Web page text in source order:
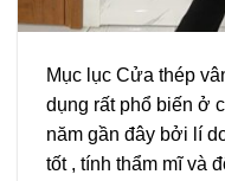
Mục lục Cửa thép
dụng rất phổ biến ở
năm gần đây bởi lí
tốt , tính thẩm mĩ và